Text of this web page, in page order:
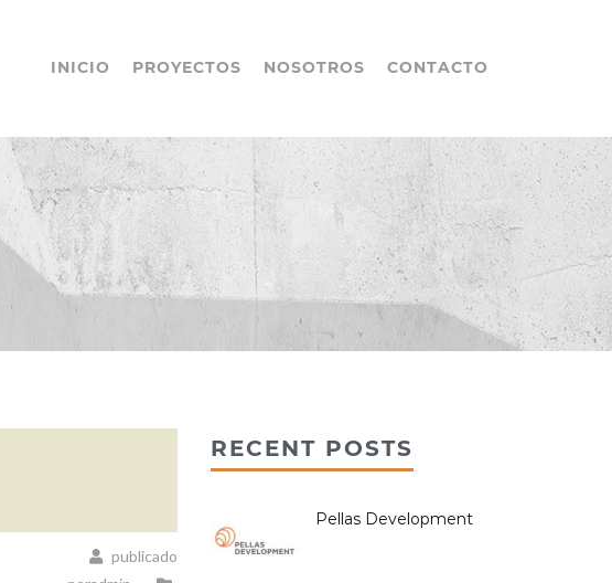
INICIO PROYECTOS NOSOTROS CONTACTO
publicado
RECENT POSTS
Pellas Development